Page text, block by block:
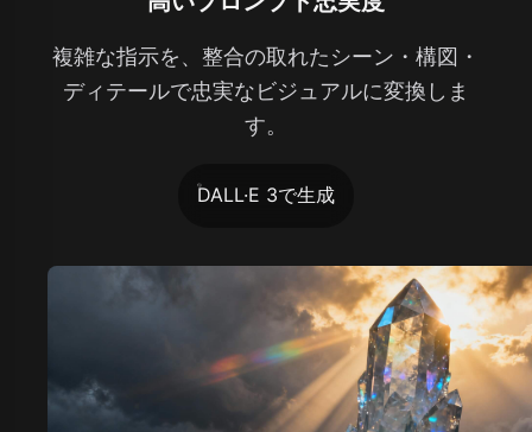
複雑な指示を、整合の取れたシーン・構図・
ディテールで忠実なビジュアルに変換しま
す。
DALL·E 3で生成